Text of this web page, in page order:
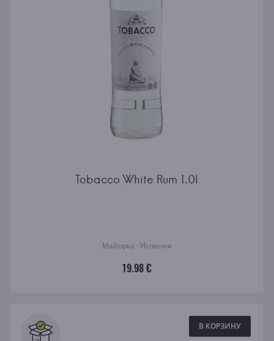
Tobacco White Rum 1.0l
Майорка · Испания
19.98 €
В КОРЗИНУ